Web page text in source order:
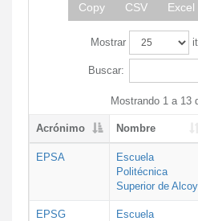
Copy CSV Excel
Mostrar
Buscar:
Mostrando 1 a 13
Acrónimo Nombre
EPSA
Escuela
Politécnica
Superior de Alcoy
EPSG
Escuela